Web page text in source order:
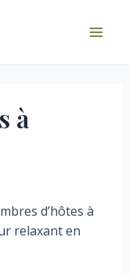
à
d’hôtes à
relaxant en